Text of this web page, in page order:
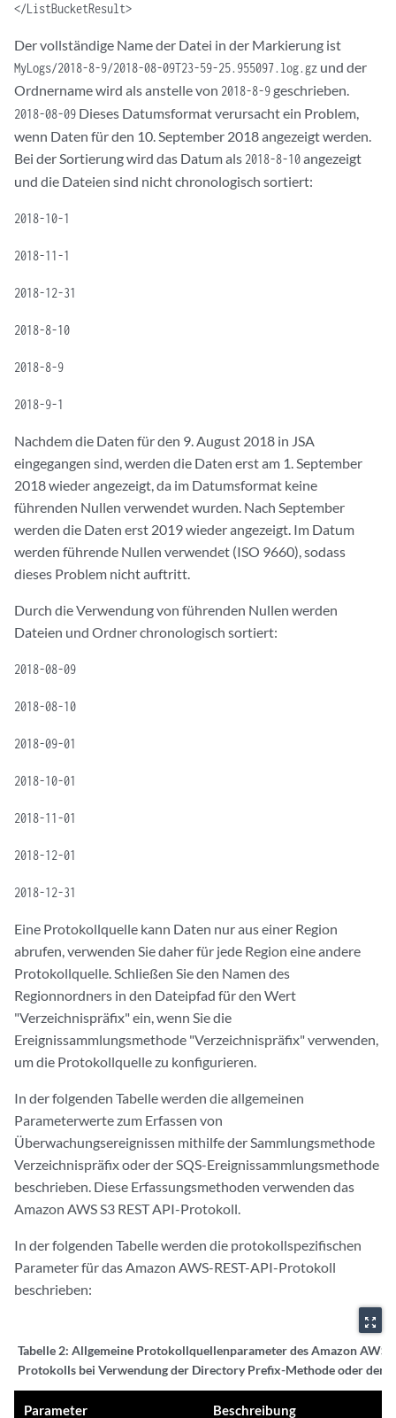
</ListBucketResult>
Der vollständige Name der Datei in der Markierung ist
MyLogs/2018-8-9/2018-08-09T23-59-25.955097.log.gz und der
Ordnername wird als anstelle von 2018-8-9 geschrieben.
2018-08-09 Dieses Datumsformat verursacht ein Problem,
wenn Daten für den 10. September 2018 angezeigt werden.
Bei der Sortierung wird das Datum als 2018-8-10angezeigt
und die Dateien sind nicht chronologisch sortiert:
2018-10-1
2018-11-1
2018-12-31
2018-8-10
2018-8-9
2018-9-1
Nachdem die Daten für den 9. August 2018 in JSA
eingegangen sind, werden die Daten erst am 1. September
2018 wieder angezeigt, da im Datumsformat keine
führenden Nullen verwendet wurden. Nach September
werden die Daten erst 2019 wieder angezeigt. Im Datum
werden führende Nullen verwendet (ISO 9660), sodass
dieses Problem nicht auftritt.
Durch die Verwendung von führenden Nullen werden
Dateien und Ordner chronologisch sortiert:
2018-08-09
2018-08-10
2018-09-01
2018-10-01
2018-11-01
2018-12-01
2018-12-31
Eine Protokollquelle kann Daten nur aus einer Region
abrufen, verwenden Sie daher für jede Region eine andere
Protokollquelle. Schließen Sie den Namen des
Regionnordners in den Dateipfad für den Wert
"Verzeichnispräfix" ein, wenn Sie die
Ereignissammlungsmethode "Verzeichnispräfix" verwenden,
um die Protokollquelle zu konfigurieren.
In der folgenden Tabelle werden die allgemeinen
Parameterwerte zum Erfassen von
Überwachungsereignissen mithilfe der Sammlungsmethode
Verzeichnispräfix oder der SQS-Ereignissammlungsmethode
beschrieben. Diese Erfassungsmethoden verwenden das
Amazon AWS S3 REST API-Protokoll.
In der folgenden Tabelle werden die protokollspezifischen
Parameter für das Amazon AWS-REST-API-Protokoll
beschrieben:
zoom_out_map
Tabelle 2: Allgemeine Protokollquellenparameter des Amazon AWS
Protokolls bei Verwendung der Directory Prefix-Methode oder der
Parameter Beschreibung